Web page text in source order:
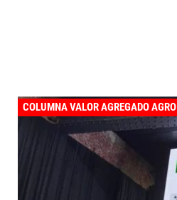
COLUMNA VALOR AGREGADO AGRO